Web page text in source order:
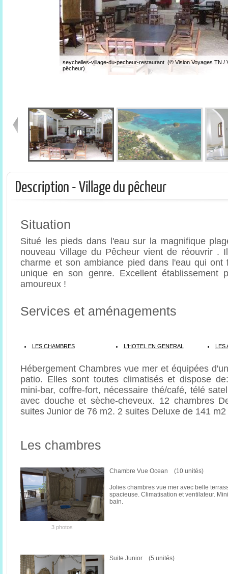
seychelles-village-du-pecheur-restaurant (© Vision Voyages TN /
pêcheur)
Description - Village du pêcheur
Situation
Situé les pieds dans l'eau sur la magnifique
nouveau Village du Pêcheur vient de réouvrir .
charme et son ambiance pied dans l'eau qui
unique en son genre. Excellent établissement
amoureux !
Services et aménagements
LES CHAMBRES L'HOTEL EN GENERAL
Hébergement Chambres vue mer et équipées
patio. Elles sont toutes climatisés et dispose
mini-bar, coffre-fort, nécessaire thé/café, télé
avec douche et sèche-cheveux. 12 chambres
suites Junior de 76 m2. 2 suites Deluxe de 141
Les chambres
3 photos
Chambre Vue Ocean (10 unités)
Jolies chambres vue mer avec belle
spacieuse. Climatisation et ventilateur.
bain.
Suite Junior (5 unités)